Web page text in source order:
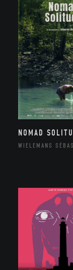
NOMAD
WIELEMANS